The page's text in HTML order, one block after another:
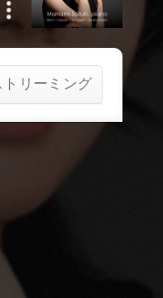
トリーミング